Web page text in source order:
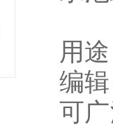
用途
编辑
可